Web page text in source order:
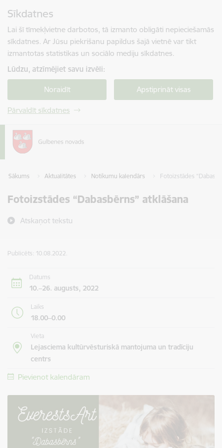
Sīkdatnes
Lai šī tīmekļvietne darbotos, tā izmanto obligāti nepieciešamās
sīkdatnes. Ar Jūsu piekrišanu papildus šajā vietnē var tikt
izmantotas statistikas un sociālo mediju sīkdatnes.
Lūdzu, atzīmējiet savu izvēli:
Noraidīt Apstiprināt visas
Pārvaldīt sīkdatnes
Sākums Aktualitātes Notikumu kalendārs Fotoizstādes
Fotoizstādes “Dabasbērns” atklāšana
Atskaņot tekstu
Publicēts: 10.08.2022.
Datums
10.–26. augusts, 2022
Laiks
18.00–0.00
Vieta
Lejasciema kultūrvēsturiskā mantojuma un tradīciju
centrs
Pievienot kalendāram